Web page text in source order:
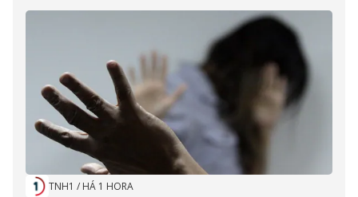
TNH1 / HÁ 1 HORA